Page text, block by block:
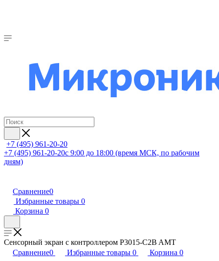
+7 (495) 961-20-20
+7 (495) 961-20-20с 9:00 до 18:00 (время МСК, по рабочим
дням)
Сравнение0
Избранные товары 0
Корзина 0
Сенсорный экран с контроллером P3015-C2B AMT
Сравнение0 Избранные товары 0 Корзина 0